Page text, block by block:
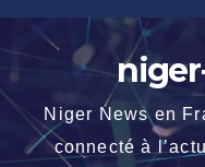
Skip
to
content
Niger News en
connecté à